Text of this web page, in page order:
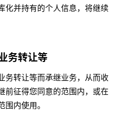
化并持有的个人信息，将继续
务转让等
务转让等而承继业务，从而收
前征得您同意的范围内，或在
内使用。